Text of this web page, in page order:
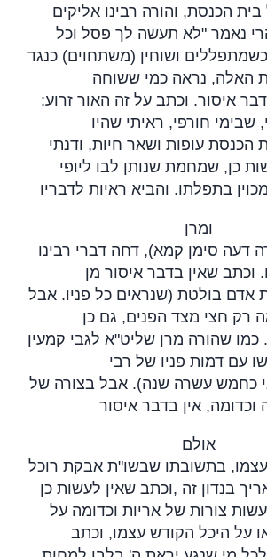
הכנסת, והורה רבינו אליקים
נאמר "לא תעשה לך פסל וכל
ושוחין (משתחוים) כנגד
האלה, נראה כמי ששוחה
איסור. וכתב על זה האור זרוע:
שבימי חורפי, ראיתי שהיו
הכנסת עופות ושאר חיות, ודנתי
כן, שמחמת שנותן לבו ליופי
בתפלתו. והביא ראיות לדבריו
ומרן
דעה סימן קמא), דחה דברי רבינו
וכתב שאין בדבר איסור מן
אדם בולטת (שנראים כל פניו. אבל
רק חצי מצד הפנים, גם כן
כמו שהורה מרן שליט"א לגבי קמעין
עם דמות פניו של רבי
כחמש עשרה שנה). אבל בצורה של
וכדומה, אין בדבר איסור
אולם
עצמו, בתשובתו שבשו"ת אבקת רוכל
בנדון זה ,
צורות של אריות וכדומה על
על היכל הקודש עצמו, וכתב